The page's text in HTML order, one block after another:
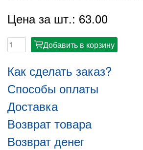
Цена за шт.: 63.00
cartДобавить в корзину
Как сделать заказ?
Способы оплаты
Доставка
Возврат товара
Возврат денег